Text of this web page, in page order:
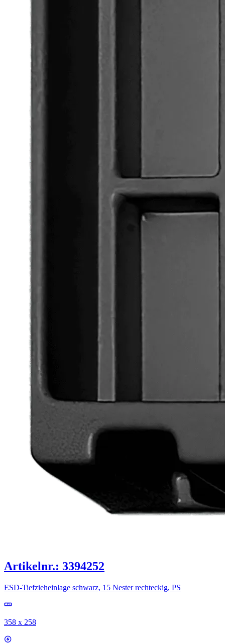
Artikelnr.: 3394252
ESD-Tiefzieheinlage schwarz, 15 Nester rechteckig, PS
358 x 258